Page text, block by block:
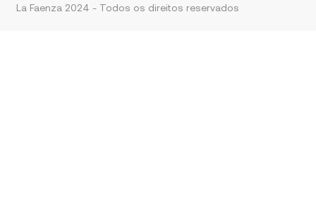
La Faenza 2024 - Todos os direitos reservados